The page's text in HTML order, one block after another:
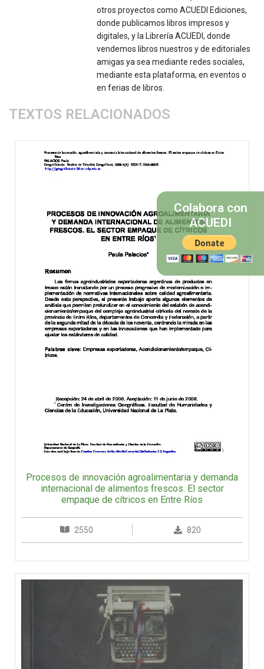
otros proyectos como ACUEDI Ediciones,
donde publicamos libros impresos y
digitales, y la Librería ACUEDI, donde
vendemos libros nuestros y de editoriales
amigas ya sea mediante redes sociales,
mediante esta plataforma, en eventos o
en ferias de libros.
TEXTOS RELACIONADOS
Procesos de innovación agroalimentaria y demanda
internacional de alimentos frescos. El sector
empaque de cítricos en Entre Ríos
2550 820
Colabora con
ACUEDI